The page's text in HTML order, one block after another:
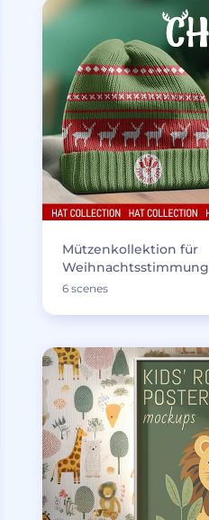
Mützenkollektion für
Weihnachtsstimmung
6 scenes